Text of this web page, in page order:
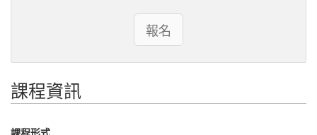
報名
課程資訊
課程形式